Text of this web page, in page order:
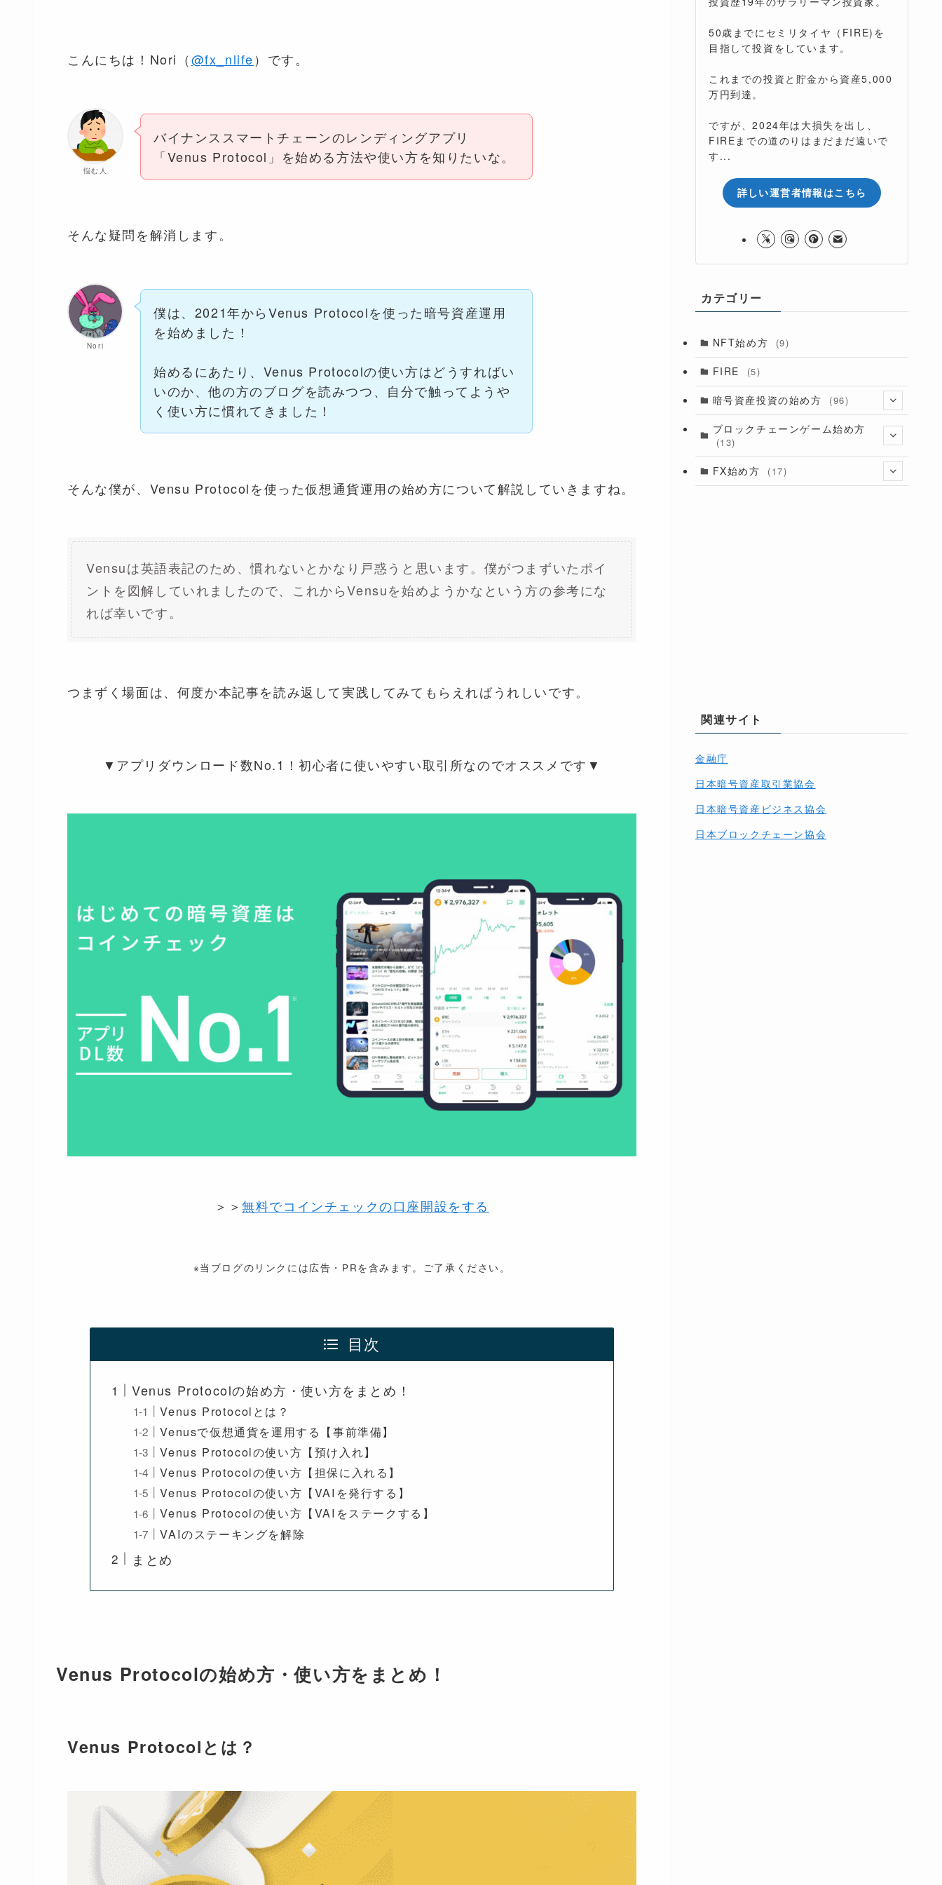
こんにちは！Nori（@fx_nlife）です。
悩む人
バイナンススマートチェーンのレンディングアプリ
「Venus Protocol」を始める方法や使い方を知りたいな。
そんな疑問を解消します。
Nori
僕は、2021年からVenus Protocolを使った暗号資産運用
を始めました！
始めるにあたり、Venus Protocolの使い方はどうすればい
いのか、他の方のブログを読みつつ、自分で触ってようや
く使い方に慣れてきました！
そんな僕が、Vensu Protocolを使った仮想通貨運用の始め方について解説していきますね。
Vensuは英語表記のため、慣れないとかなり戸惑うと思います。僕がつまずいたポイ
ントを図解していれましたので、これからVensuを始めようかなという方の参考にな
れば幸いです。
つまずく場面は、何度か本記事を読み返して実践してみてもらえればうれしいです。
▼アプリダウンロード数No.1！初心者に使いやすい取引所なのでオススメです▼
＞＞無料でコインチェックの口座開設をする
※当ブログのリンクには広告・PRを含みます。ご了承ください。
目次
Venus Protocolの始め方・使い方をまとめ！
Venus Protocolとは？
Venusで仮想通貨を運用する【事前準備】
Venus Protocolの使い方【預け入れ】
Venus Protocolの使い方【担保に入れる】
Venus Protocolの使い方【VAIを発行する】
Venus Protocolの使い方【VAIをステークする】
VAIのステーキングを解除
まとめ
Venus Protocolの始め方・使い方をまとめ！
Venus Protocolとは？
50歳までにセミリタイヤ（FIRE)を
目指して投資をしています。
これまでの投資と貯金から資産5,000
万円到達。
ですが、2024年は大損失を出し、
FIREまでの道のりはまだまだ遠いで
す...
詳しい運営者情報はこちら
カテゴリー
NFT始め方 (9)
FIRE (5)
暗号資産投資の始め方 (96)
(11)
(6)
(28)
ブロックチェーンゲーム始め方
(13)
(9)
FX始め方 (17)
関連サイト
金融庁
日本暗号資産取引業協会
日本暗号資産ビジネス協会
日本ブロックチェーン協会